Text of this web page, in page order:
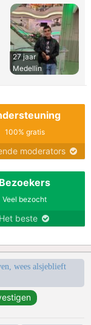
27 jaar
Medellin
100% gratis
moderators
Bezoekers
Veel bezocht
Het beste
wees alsjeblieft